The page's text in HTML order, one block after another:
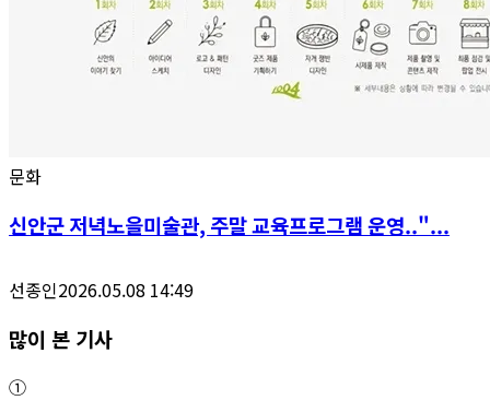
문화
신안군 저녁노을미술관, 주말 교육프로그램 운영.."...
선종인2026.05.08 14:49
많이 본 기사
①